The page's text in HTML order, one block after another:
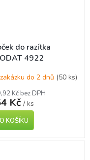
do razítka
4922
do 2 dnů (50 ks)
Kč bez DPH
Kč / ks
KOŠÍKU